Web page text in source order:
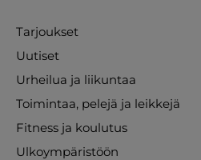
Tarjoukset
Uutiset
Urheilua ja liikuntaa
Toimintaa, pelejä ja leikkejä
Fitness ja koulutus
Ulkoympäristöön